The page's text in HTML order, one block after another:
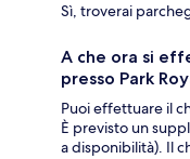
Sì, troverai
A che ora si
presso Park
Puoi effettuare il
È previsto un
a disponibilità). Il